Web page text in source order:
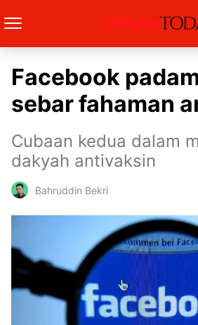
Facebook
sebar fahaman
Cubaan kedua dalam
dakyah antivaksin
Bahruddin Bekri